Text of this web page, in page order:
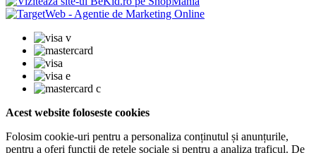
Acest website foloseste cookies
Folosim cookie-uri pentru a personaliza conținutul și anunțurile,
pentru a oferi funcții de rețele sociale și pentru a analiza traficul. De